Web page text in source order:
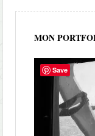
MON
Save